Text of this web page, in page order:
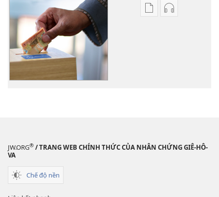
Tùy
quỹ
Tùy
đóng
JW.ORG® / TRANG WEB CHÍNH THỨC CỦA NHÂN CHỨNG GIÊ-HÔ-
VA
Chế độ nền